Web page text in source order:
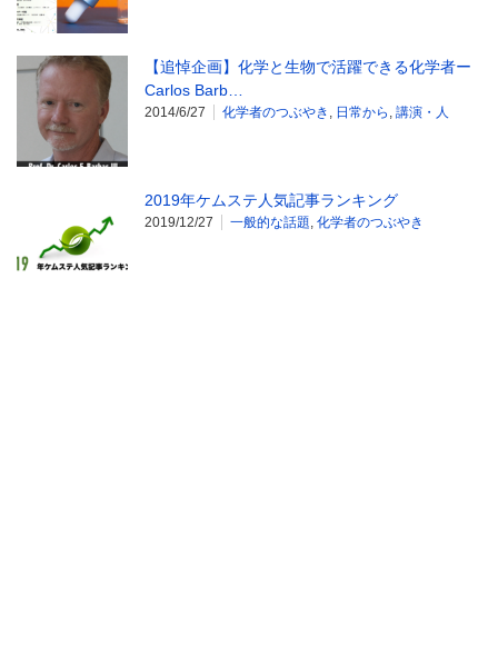
【追悼企画】化学と生物で活躍できる化学者ー
Carlos Barb…
2014/6/27 化学者のつぶやき , 日常から , 講演・人
2019年ケムステ人気記事ランキング
2019/12/27 一般的な話題, 化学者のつぶやき